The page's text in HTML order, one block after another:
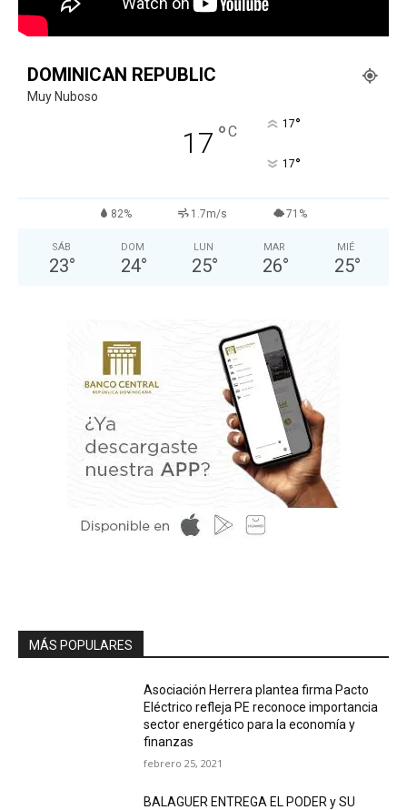
DOMINICAN REPUBLIC
Muy Nuboso
17 °C 17°
17°
82% 1.7m/s 71%
SÁB
23°
DOM
24°
LUN
25°
MAR
26°
MIÉ
25°
MÁS POPULARES
Asociación Herrera plantea firma Pacto
Eléctrico refleja PE reconoce importancia
sector energético para la economía y
finanzas
febrero 25, 2021
BALAGUER ENTREGA EL PODER y SU